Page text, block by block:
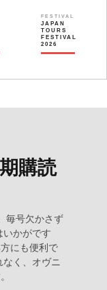
FESTIVAL
JAPAN
TOURS
FESTIVAL
2026
購読
毎号欠かさず
いかがです
にも便利で
なく、オヴニ